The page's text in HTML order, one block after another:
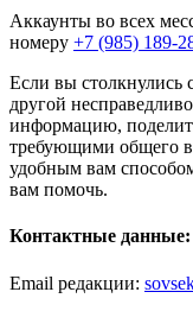
Аккаунты во всех
номеру +7 (985) 189-
Если вы столкнулись
другой
информацию,
требующими общего
удобным вам
вам помочь.
Контактные данные:
Email редакции: